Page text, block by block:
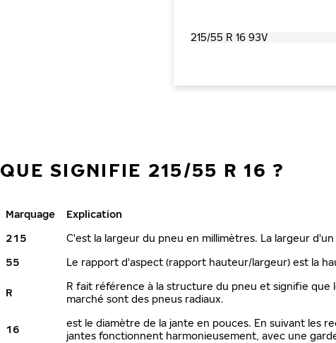
QUE SIGNIFIE 215/55 R 16 ?
Marquage
Explication
215
C'est la largeur du pneu en millimètres. La largeur
55
Le rapport d'aspect (rapport hauteur/largeur) est la
R
R fait référence à la structure du pneu et signifie que
marché sont des pneus radiaux.
16
est le diamètre de la jante en pouces. En suivant les
jantes fonctionnent harmonieusement, avec une